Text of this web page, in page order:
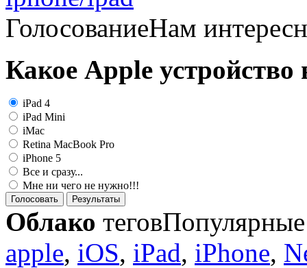
ГолосованиеНам
Какое Apple устройство
iPad 4
iPad Mini
iMac
Retina MacBook Pro
iPhone 5
Все и сразу...
Мне ни чего не нужно!!!
Голосовать Результаты
Облако теговПопулярные
apple, iOS, iPad, iPhone,